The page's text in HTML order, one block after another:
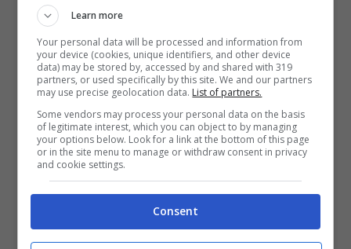
Donna sull’aereo
Learn more
Your personal data will be processed and information from
your device (cookies, unique identifiers, and other device
data) may be stored by, accessed by and shared with 319
partners, or used specifically by this site. We and our partners
may use precise geolocation data. List of partners.
Some vendors may process your personal data on the basis
of legitimate interest, which you can object to by managing
your options below. Look for a link at the bottom of this page
or in the site menu to manage or withdraw consent in privacy
and cookie settings.
Consent